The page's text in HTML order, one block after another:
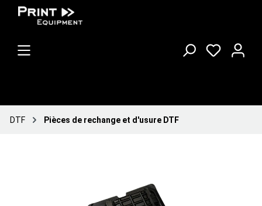
DTF Pièces de rechange et d'usure DTF